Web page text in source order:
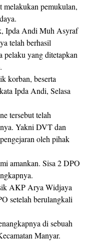
melakukan pemukulan,
Ipda Andi Muh Asyraf
telah berhasil
pelaku yang ditetapkan
korban, beserta
Ipda Andi, Selasa
tersebut telah
Yakni DVT dan
oleh pihak
amankan. Sisa 2 DPO
AKP Arya Widjaya
setelah berulangkali
di sebuah
Manyar.